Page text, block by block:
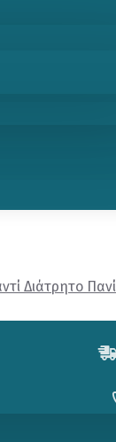
Διάτρητο Πανί